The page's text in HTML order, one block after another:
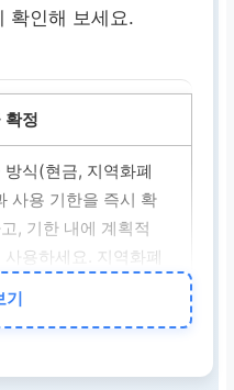
확인해 보세요.
확정
방식(현금, 지역화폐
사용 기한을 즉시 확
, 기한 내에 계획적
사용하세요. 지역화폐
도 파악하면 좋습니다.
결정
기